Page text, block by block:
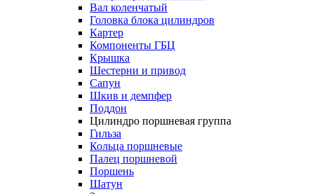
Вал коленчатый
Головка блока цилиндров
Картер
Компоненты ГБЦ
Крышка
Шестерни и привод
Сапун
Шкив и демпфер
Поддон
Цилиндро поршневая группа
Гильза
Кольца поршневые
Палец поршневой
Поршень
Шатун